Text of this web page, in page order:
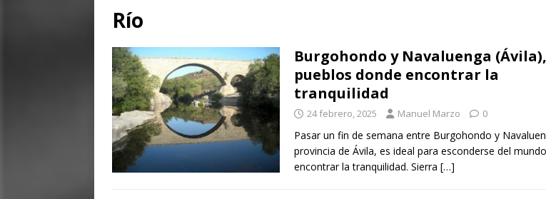
Río
Burgohondo y Navaluenga
pueblos donde encontrar la
tranquilidad
24 febrero, 2025 Manuel Marzo 0
Pasar un fin de semana entre Burgohondo y
provincia de Ávila, es ideal para esconderse del
encontrar la tranquilidad. Sierra […]